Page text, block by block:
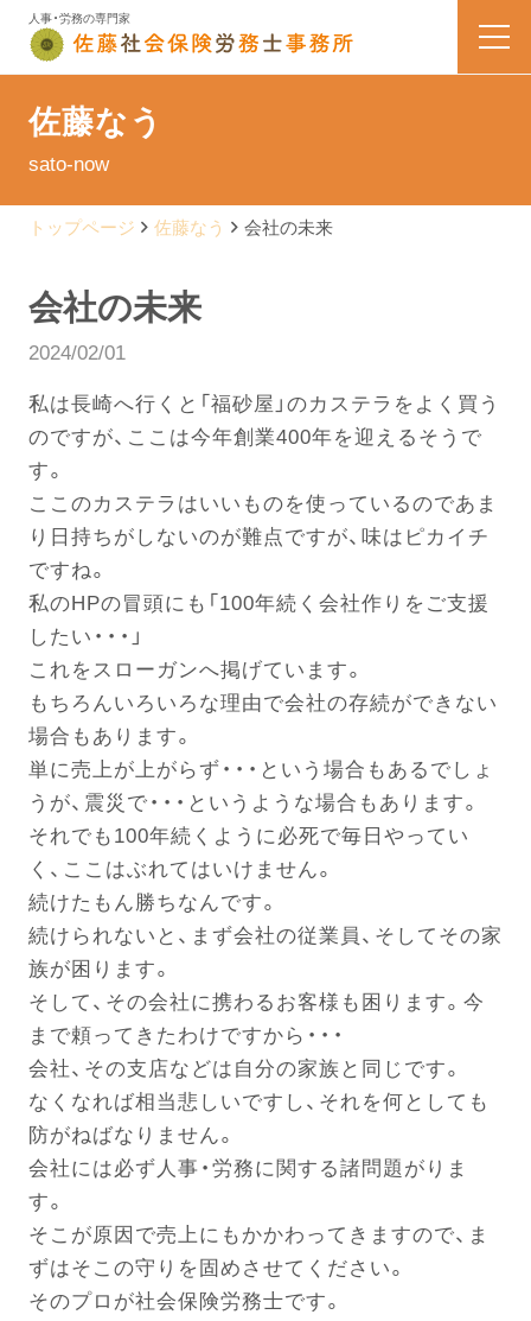
人事・労務の専門家
よくある質問
佐藤なう
電話する
佐藤なう
sato-now
トップページ 佐藤なう 会社の未来
会社の未来
2024/02/01
私は長崎へ行くと「福砂屋」のカステラをよく買う
のですが、ここは今年創業400年を迎えるそうで
す。
ここのカステラはいいものを使っているのであま
り日持ちがしないのが難点ですが、味はピカイチ
ですね。
私のHPの冒頭にも「100年続く会社作りをご支援
したい・・・」
これをスローガンへ掲げています。
もちろんいろいろな理由で会社の存続ができない
場合もあります。
単に売上が上がらず・・・という場合もあるでしょ
うが、震災で・・・というような場合もあります。
それでも100年続くように必死で毎日やってい
く、ここはぶれてはいけません。
続けたもん勝ちなんです。
続けられないと、まず会社の従業員、そしてその家
族が困ります。
そして、その会社に携わるお客様も困ります。今
まで頼ってきたわけですから・・・
会社、その支店などは自分の家族と同じです。
なくなれば相当悲しいですし、それを何としても
防がねばなりません。
会社には必ず人事・労務に関する諸問題がりま
す。
そこが原因で売上にもかかわってきますので、ま
ずはそこの守りを固めさせてください。
そのプロが社会保険労務士です。